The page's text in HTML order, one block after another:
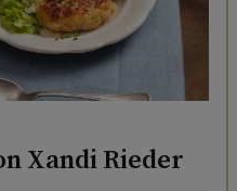
Xandi Rieder